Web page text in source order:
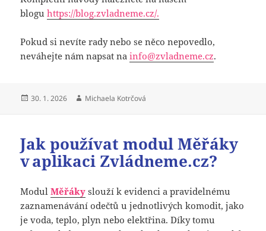
bloguhttps://blog.zvladneme.cz/.
Pokud si nevíte rady nebo se něco nepovedlo,
neváhejte nám napsat nainfo@zvladneme.cz.
Publikováno:
30. 1. 2026 Autor:
Michaela Kotrčová
Jak používat modul Měřáky
v aplikaci Zvládneme.cz?
ModulMěřáky slouží k evidenci a pravidelnému
zaznamenávání odečtů u jednotlivých komodit, jako
je voda, teplo, plyn nebo elektřina. Díky tomu